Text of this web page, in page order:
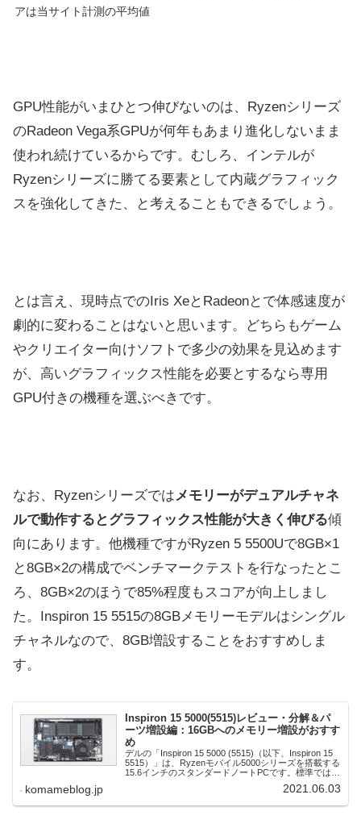
アは当サイト計測の平均値
GPU性能がいまひとつ伸びないのは、Ryzenシリーズ
のRadeon Vega系GPUが何年もあまり進化しないまま
使われ続けているからです。むしろ、インテルが
Ryzenシリーズに勝てる要素として内蔵グラフィック
スを強化してきた、と考えることもできるでしょう。
とは言え、現時点でのIris XeとRadeonとで体感速度が
劇的に変わることはないと思います。どちらもゲーム
やクリエイター向けソフトで多少の効果を見込めます
が、高いグラフィックス性能を必要とするなら専用
GPU付きの機種を選ぶべきです。
なお、Ryzenシリーズではメモリーがデュアルチャネ
ルで動作するとグラフィックス性能が大きく伸びる傾
向にあります。他機種ですがRyzen 5 5500Uで8GB×1
と8GB×2の構成でベンチマークテストを行なったとこ
ろ、8GB×2のほうで85%程度もスコアが向上しまし
た。Inspiron 15 5515の8GBメモリーモデルはシングル
チャネルなので、8GB増設することをおすすめしま
す。
Inspiron 15 5000(5515)レビュー・分解＆パ
ーツ増設編：16GBへのメモリー増設がおすす
め
デルの「Inspiron 15 5000 (5515)（以下、Inspiron 15
5515）」は、Ryzenモバイル5000シリーズを搭載する
15.6インチのスタンダードノートPCです。標準ではメ
komameblog.jp 2021.06.03